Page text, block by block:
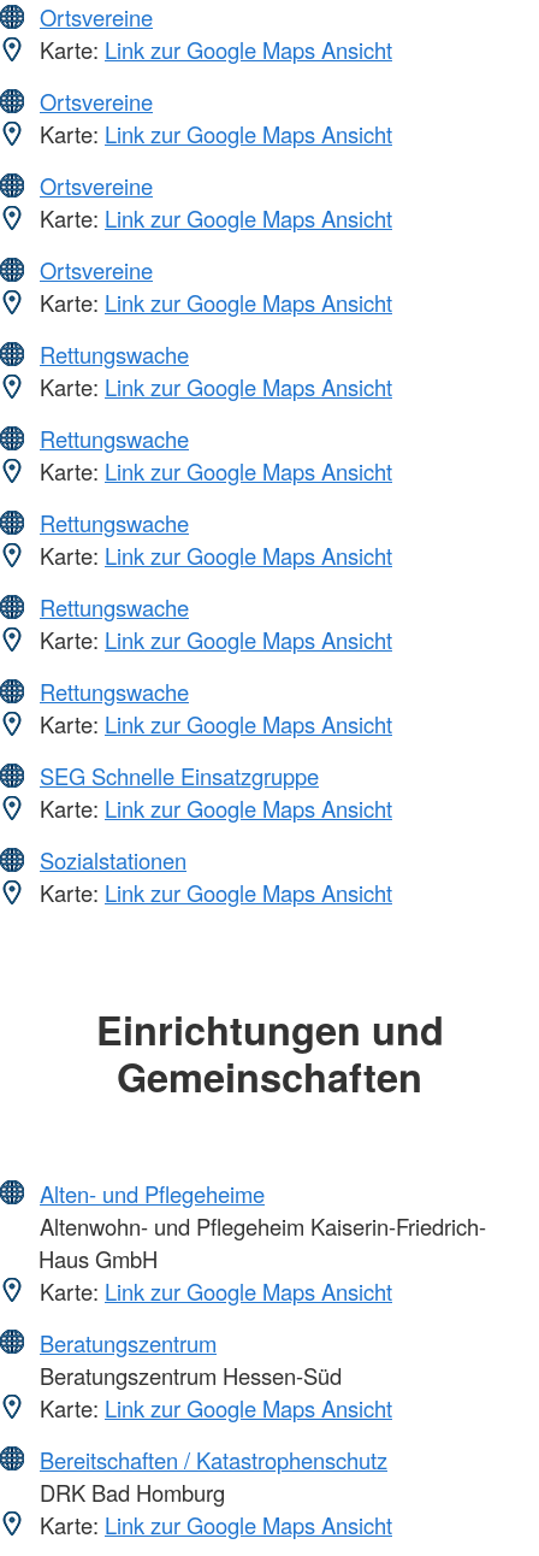
Ortsvereine
Karte: Link zur Google Maps Ansicht
Ortsvereine
Karte: Link zur Google Maps Ansicht
Ortsvereine
Karte: Link zur Google Maps Ansicht
Ortsvereine
Karte: Link zur Google Maps Ansicht
Rettungswache
Karte: Link zur Google Maps Ansicht
Rettungswache
Karte: Link zur Google Maps Ansicht
Rettungswache
Karte: Link zur Google Maps Ansicht
Rettungswache
Karte: Link zur Google Maps Ansicht
Rettungswache
Karte: Link zur Google Maps Ansicht
SEG Schnelle Einsatzgruppe
Karte: Link zur Google Maps Ansicht
Sozialstationen
Karte: Link zur Google Maps Ansicht
Einrichtungen und
Gemeinschaften
Alten- und Pflegeheime
Altenwohn- und Pflegeheim Kaiserin-Friedrich-
Haus GmbH
Karte: Link zur Google Maps Ansicht
Beratungszentrum
Beratungszentrum Hessen-Süd
Karte: Link zur Google Maps Ansicht
Bereitschaften / Katastrophenschutz
DRK Bad Homburg
Karte: Link zur Google Maps Ansicht